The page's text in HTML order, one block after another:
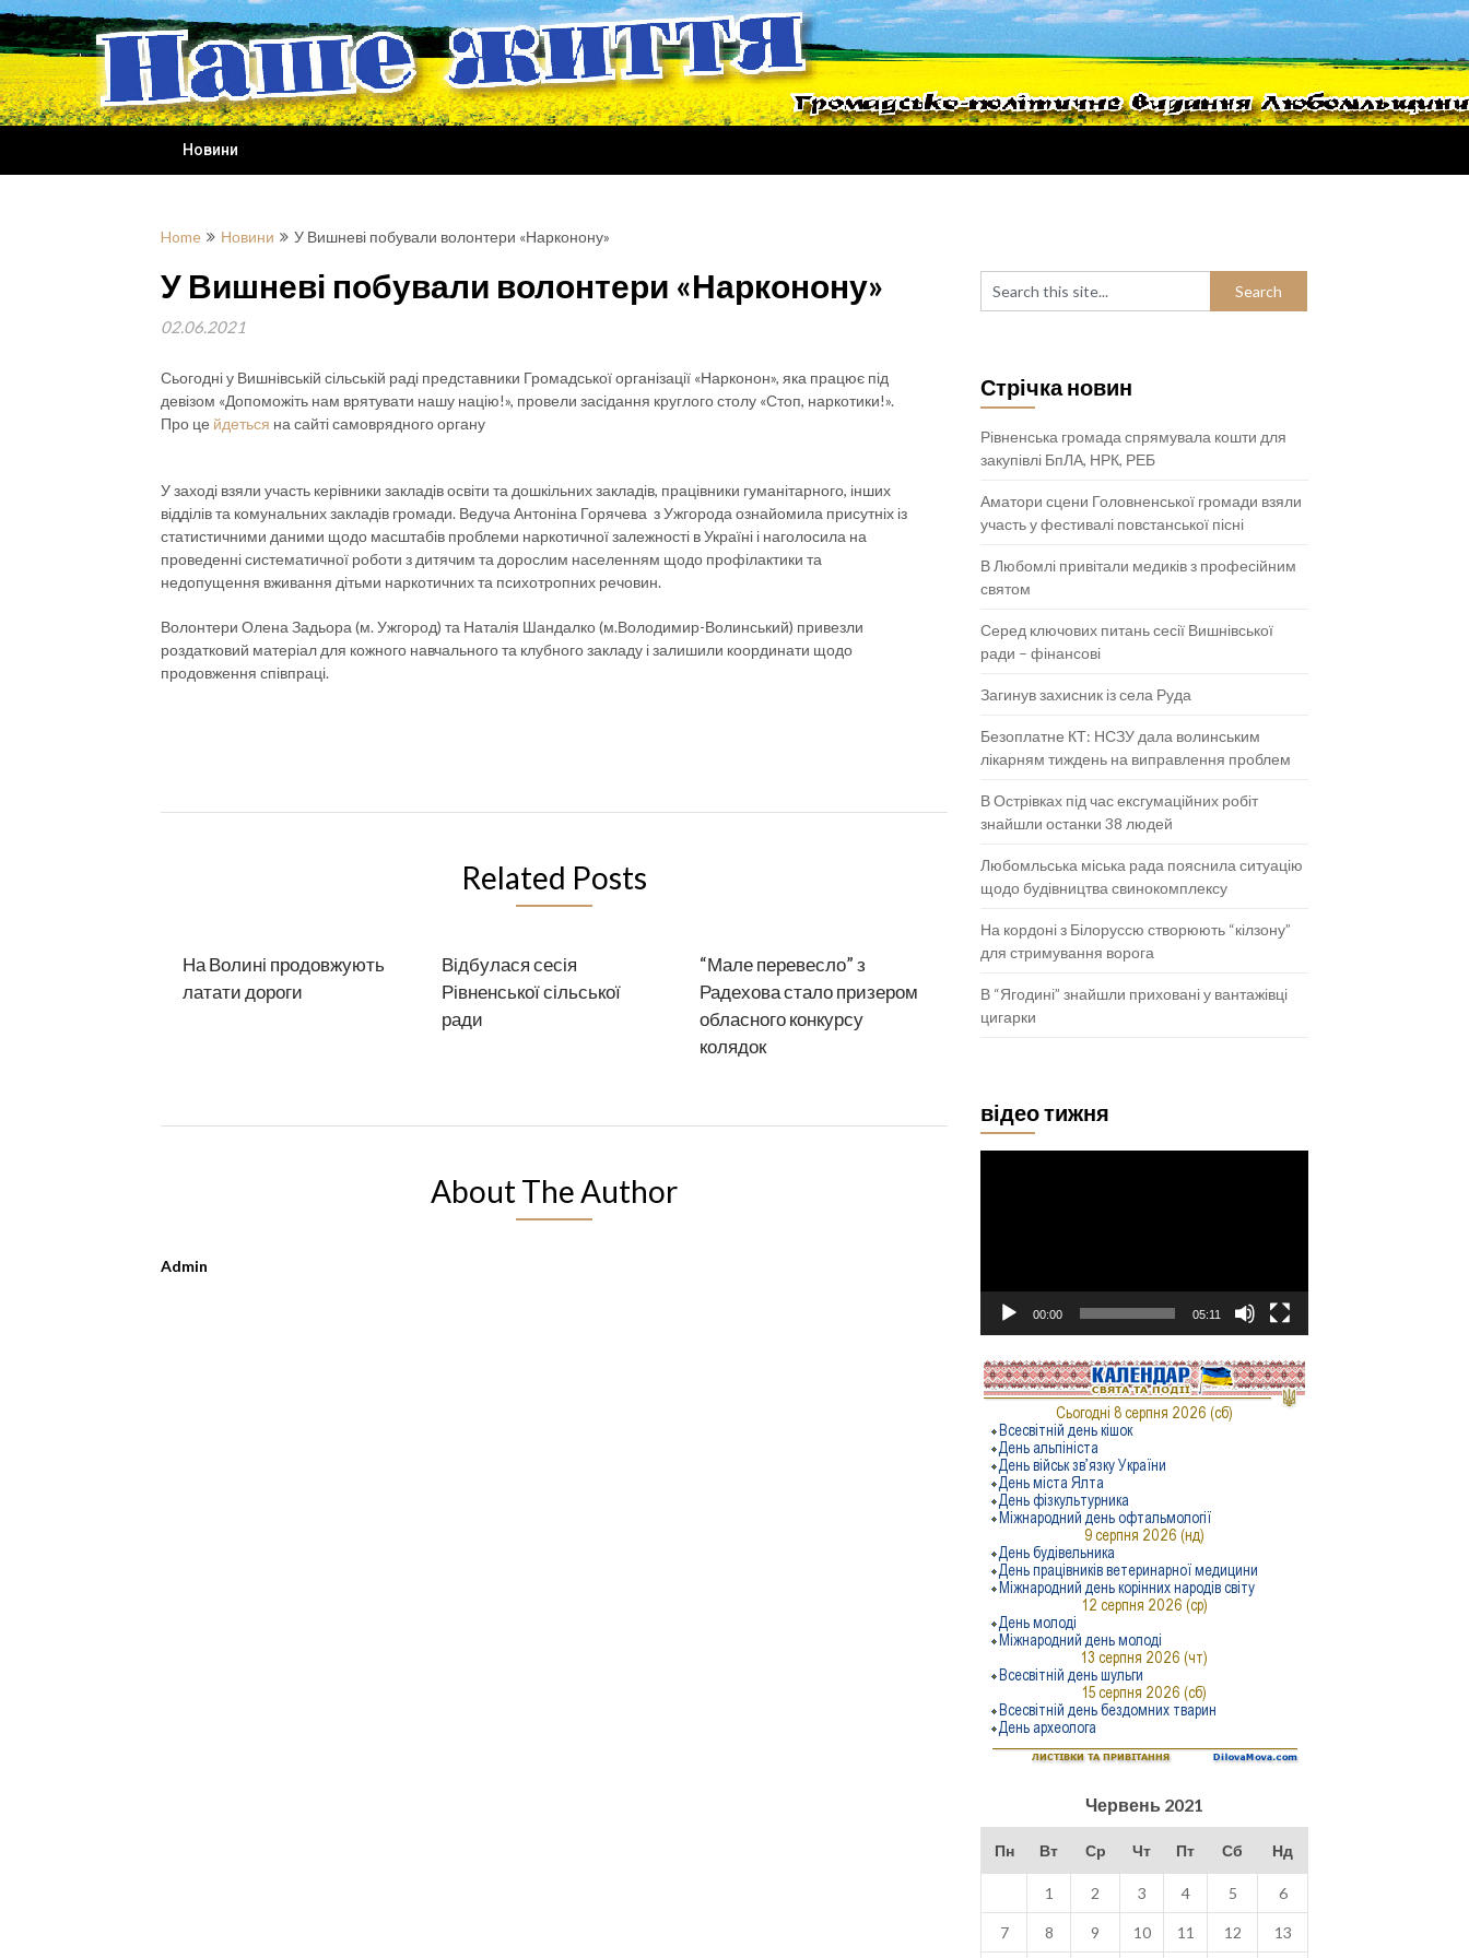
Skip
to
content
Новини
Home Новини У Вишневі побували волонтери «Нарконону»
У Вишневі побували волонтери «Нарконону»
02.06.2021
Сьогодні у Вишнівській сільській раді представники Громадської організації «Нарконон», яка працює під
девізом «Допоможіть нам врятувати нашу націю!», провели засідання круглого столу «Стоп, наркотики!».
Про це йдеться на сайті самоврядного органу
У заході взяли участь керівники закладів освіти та дошкільних закладів, працівники гуманітарного, інших
відділів та комунальних закладів громади. Ведуча Антоніна Горячева з Ужгорода ознайомила присутніх із
статистичними даними щодо масштабів проблеми наркотичної залежності в Україні і наголосила на
проведенні систематичної роботи з дитячим та дорослим населенням щодо профілактики та
недопущення вживання дітьми наркотичних та психотропних речовин.
Волонтери Олена Задьора (м. Ужгород) та Наталія Шандалко (м.Володимир-Волинський) привезли
роздатковий матеріал для кожного навчального та клубного закладу і залишили координати щодо
продовження співпраці.
Related Posts
На Волині продовжують
латати дороги
Відбулася сесія
Рівненської сільської
ради
“Мале перевесло” з
Радехова стало призером
обласного конкурсу
колядок
About The Author
Admin
Стрічка новин
Рівненська громада спрямувала кошти для
закупівлі БпЛА, НРК, РЕБ
Аматори сцени Головненської громади взяли
участь у фестивалі повстанської пісні
В Любомлі привітали медиків з професійним
святом
Серед ключових питань сесії Вишнівської
ради – фінансові
Загинув захисник із села Руда
Безоплатне КТ: НСЗУ дала волинським
лікарням тиждень на виправлення проблем
В Острівках під час ексгумаційних робіт
знайшли останки 38 людей
Любомльська міська рада пояснила ситуацію
щодо будівництва свинокомплексу
На кордоні з Білоруссю створюють “кілзону”
для стримування ворога
В “Ягодині” знайшли приховані у вантажівці
цигарки
відео тижня
00:00 05:11
Червень 2021
Пн Вт Ср Чт Пт Сб Нд
1 2 3 4 5 6
7 8 9 10 11 12 13